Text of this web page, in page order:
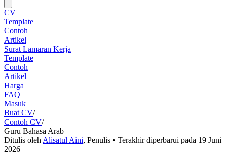
CV
Template
Contoh
Artikel
Surat Lamaran Kerja
Template
Contoh
Artikel
Harga
FAQ
Masuk
Buat CV/
Contoh CV/
Guru Bahasa Arab
Ditulis oleh Alisatul Aini, Penulis • Terakhir diperbarui pada 19 Juni
2026